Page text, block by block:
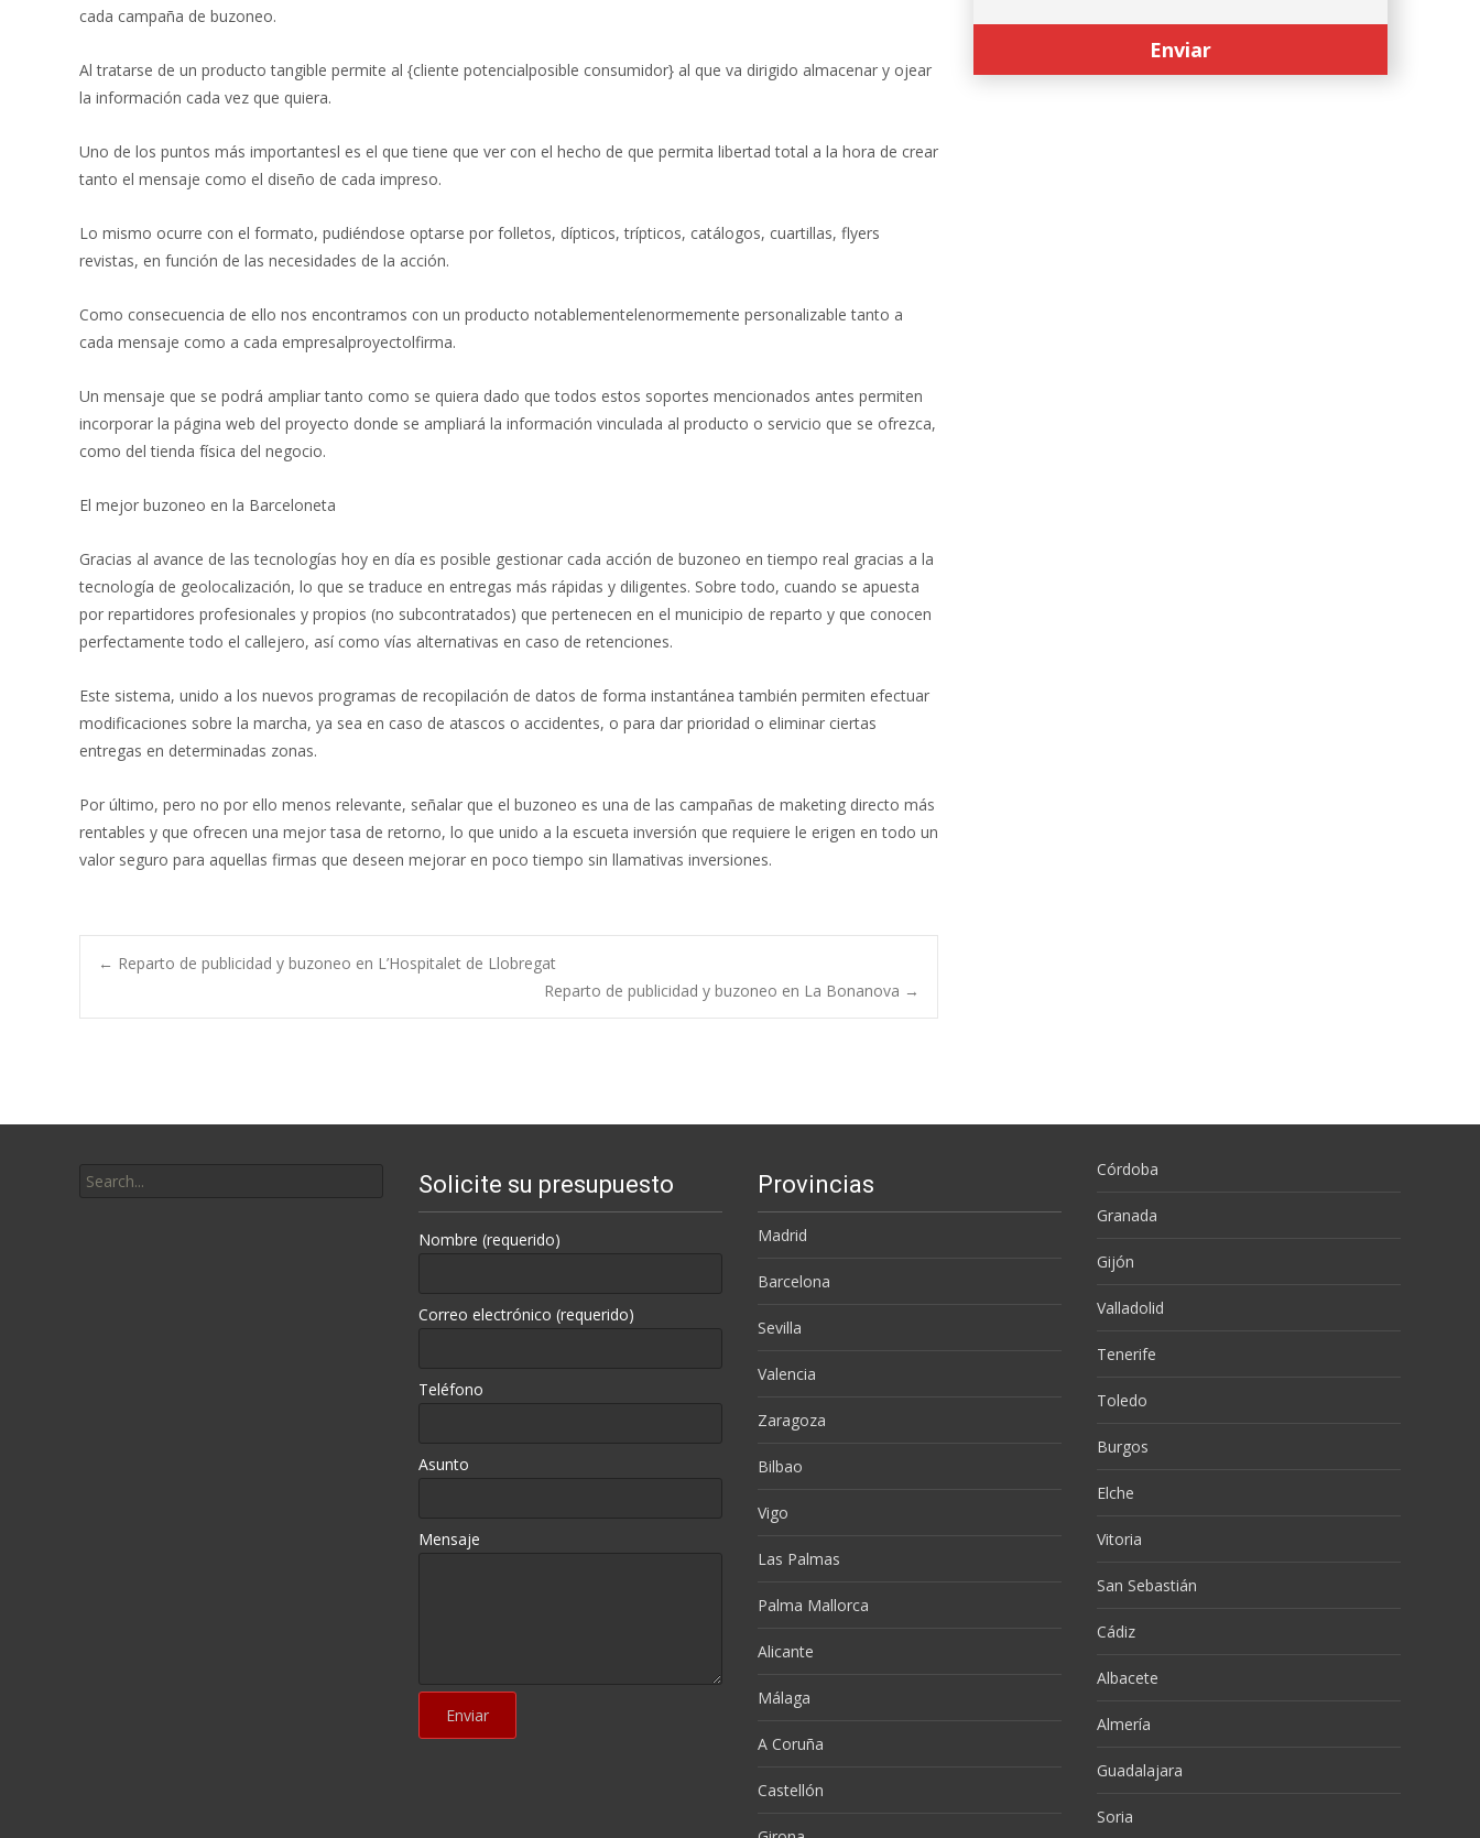
cada campaña de buzoneo.
Al tratarse de un producto tangible permite al {cliente potencialposible consumidor} al que va dirigido almacenar y ojear
la información cada vez que quiera.
Uno de los puntos más importantesl es el que tiene que ver con el hecho de que permita libertad total a la hora de crear
tanto el mensaje como el diseño de cada impreso.
Lo mismo ocurre con el formato, pudiéndose optarse por folletos, dípticos, trípticos, catálogos, cuartillas, flyers
revistas, en función de las necesidades de la acción.
Como consecuencia de ello nos encontramos con un producto notablementelenormemente personalizable tanto a
cada mensaje como a cada empresalproyectolfirma.
Un mensaje que se podrá ampliar tanto como se quiera dado que todos estos soportes mencionados antes permiten
incorporar la página web del proyecto donde se ampliará la información vinculada al producto o servicio que se ofrezca,
como del tienda física del negocio.
El mejor buzoneo en la Barceloneta
Gracias al avance de las tecnologías hoy en día es posible gestionar cada acción de buzoneo en tiempo real gracias a la
tecnología de geolocalización, lo que se traduce en entregas más rápidas y diligentes. Sobre todo, cuando se apuesta
por repartidores profesionales y propios (no subcontratados) que pertenecen en el municipio de reparto y que conocen
perfectamente todo el callejero, así como vías alternativas en caso de retenciones.
Este sistema, unido a los nuevos programas de recopilación de datos de forma instantánea también permiten efectuar
modificaciones sobre la marcha, ya sea en caso de atascos o accidentes, o para dar prioridad o eliminar ciertas
entregas en determinadas zonas.
Por último, pero no por ello menos relevante, señalar que el buzoneo es una de las campañas de maketing directo más
rentables y que ofrecen una mejor tasa de retorno, lo que unido a la escueta inversión que requiere le erigen en todo un
valor seguro para aquellas firmas que deseen mejorar en poco tiempo sin llamativas inversiones.
Post
← Reparto de publicidad y buzoneo en L’Hospitalet de Llobregat
Reparto de publicidad y buzoneo en La Bonanova →
for:
Solicite su presupuesto
Nombre (requerido)
Correo electrónico (requerido)
Teléfono
Asunto
Mensaje
Provincias
Madrid
Barcelona
Sevilla
Valencia
Zaragoza
Bilbao
Vigo
Las Palmas
Palma Mallorca
Alicante
Málaga
A Coruña
Castellón
Córdoba
Granada
Gijón
Valladolid
Tenerife
Toledo
Burgos
Elche
Vitoria
San Sebastián
Cádiz
Albacete
Almería
Guadalajara
Soria